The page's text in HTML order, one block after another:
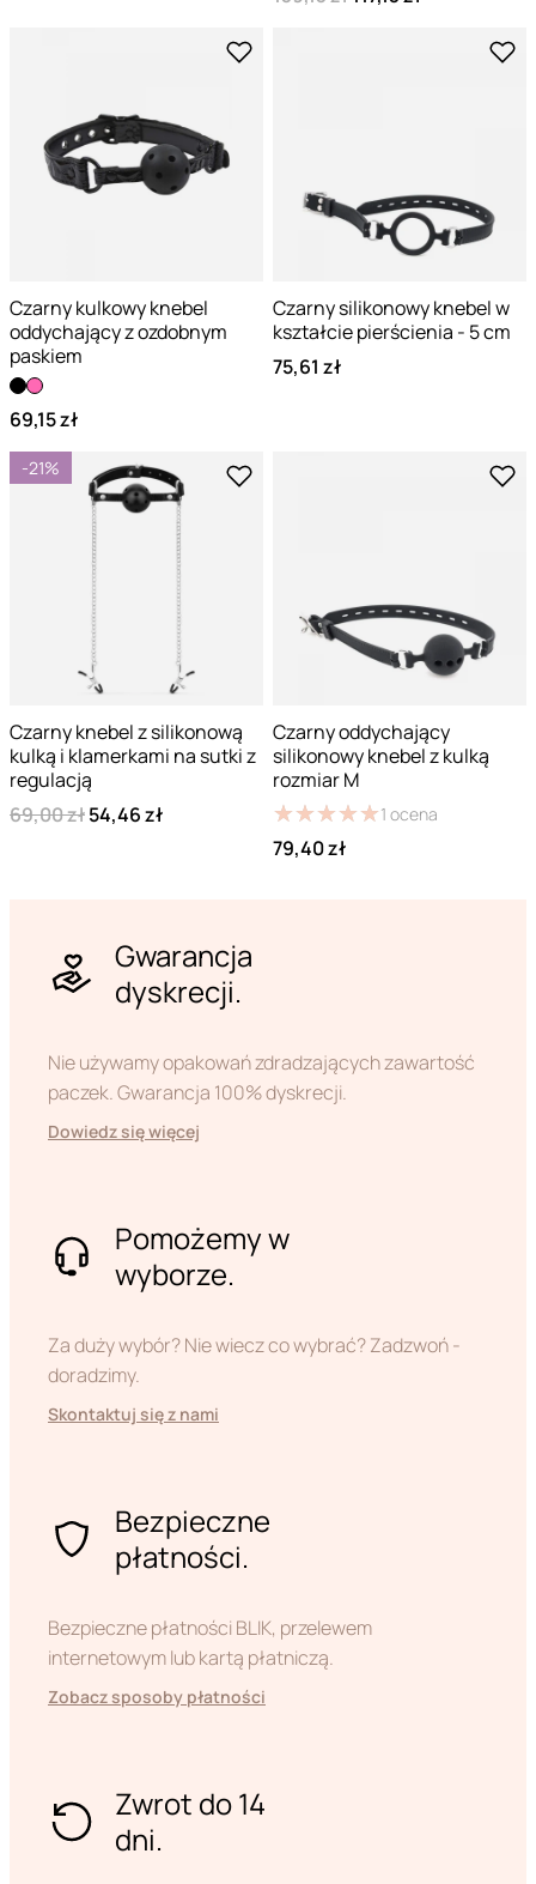
Czarny kulkowy knebel
oddychający z ozdobnym
paskiem
69,15 zł
Czarny silikonowy knebel w
kształcie pierścienia - 5 cm
75,61 zł
-21%
Czarny knebel z silikonową
kulką i klamerkami na sutki z
regulacją
69,00 zł54,46 zł
Czarny oddychający
silikonowy knebel z kulką
rozmiar M
★★★★★
★★★★★1 ocena
79,40 zł
Gwarancja
dyskrecji.
Nie używamy opakowań zdradzających zawartość
paczek. Gwarancja 100% dyskrecji.
Dowiedz się więcej
Pomożemy w
wyborze.
Za duży wybór? Nie wiecz co wybrać? Zadzwoń -
doradzimy.
Skontaktuj się z nami
Bezpieczne
płatności.
Bezpieczne płatności BLIK, przelewem
internetowym lub kartą płatniczą.
Zobacz sposoby płatności
Zwrot do 14
dni.